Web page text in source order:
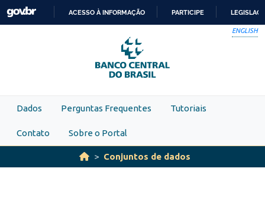
Skip to main content
PARA
O
CONTEÚDO
ACESSO À INFORMAÇÃO PARTICIPE
ENGLISH
Dados Perguntas Frequentes Tutoriais
Contato Sobre o Portal
Conjuntos de dados